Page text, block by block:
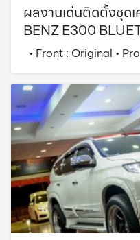
ผลงานเด่นติดตั้งชุด
BENZ E300
• Front : Original •